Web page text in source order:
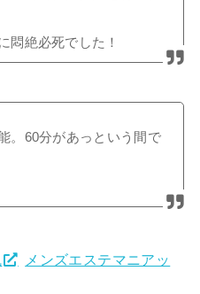
悶絶必死でした！
。60分があっという間で
メンズエステマニアッ